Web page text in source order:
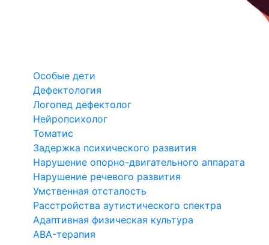
Особые дети
Дефектология
Логопед дефектолог
Нейропсихолог
Томатис
Задержка психического развития
Нарушение опорно-двигательного аппарата
Нарушение речевого развития
Умственная отсталость
Расстройства аутистического спектра
Адаптивная физическая культура
ABA-терапия